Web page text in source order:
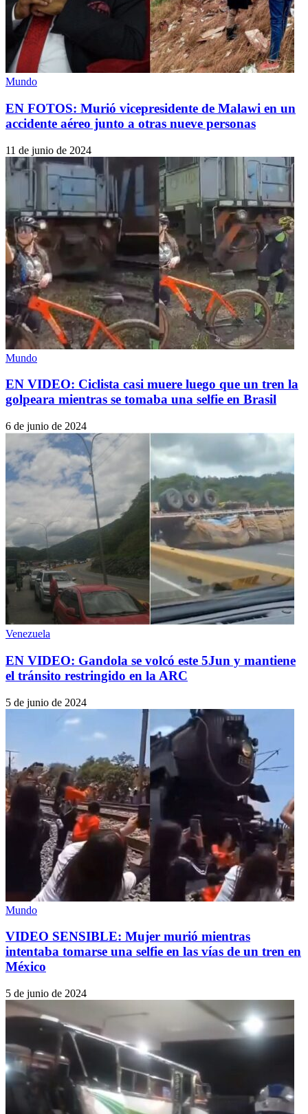
Mundo
EN FOTOS: Murió vicepresidente de Malawi en un
accidente aéreo junto a otras nueve personas
11 de junio de 2024
Mundo
EN VIDEO: Ciclista casi muere luego que un tren la
golpeara mientras se tomaba una selfie en Brasil
6 de junio de 2024
Venezuela
EN VIDEO: Gandola se volcó este 5Jun y mantiene
el tránsito restringido en la ARC
5 de junio de 2024
Mundo
VIDEO SENSIBLE: Mujer murió mientras
intentaba tomarse una selfie en las vías de un tren en
México
5 de junio de 2024